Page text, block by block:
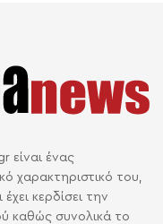
είναι ένας
χαρακτηριστικό του,
κερδίσει την
καθώς συνολικά το